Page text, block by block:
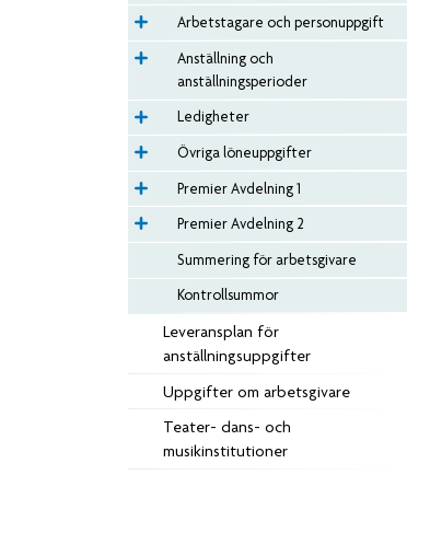
Arbetstagare och personuppgift
Anställning och
anställningsperioder
Ledigheter
Övriga löneuppgifter
Premier Avdelning 1
Premier Avdelning 2
Summering för arbetsgivare
Kontrollsummor
Leveransplan för
anställningsuppgifter
Uppgifter om arbetsgivare
Teater- dans- och
musikinstitutioner